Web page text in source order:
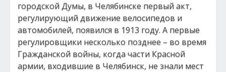
городской Думы, в Челябинске первый акт,
регулирующий движение велосипедов и
автомобилей, появился в 1913 году. А первые
регулировщики несколько позднее – во время
Гражданской войны, когда части Красной
армии, входившие в Челябинск, не знали мест